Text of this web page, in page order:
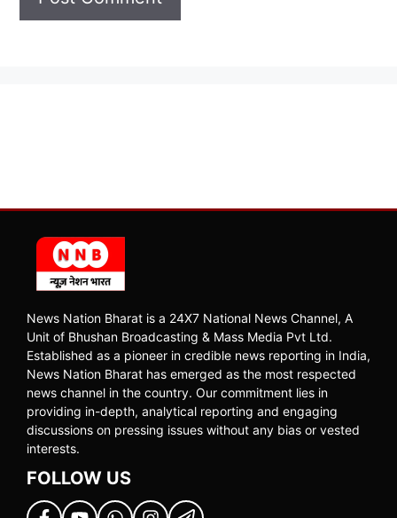
News Nation Bharat is a 24X7 National News Channel, A
Unit of Bhushan Broadcasting & Mass Media Pvt Ltd.
Established as a pioneer in credible news reporting in India,
News Nation Bharat has emerged as the most respected
news channel in the country. Our commitment lies in
providing in-depth, analytical reporting and engaging
discussions on pressing issues without any bias or vested
interests.
FOLLOW US